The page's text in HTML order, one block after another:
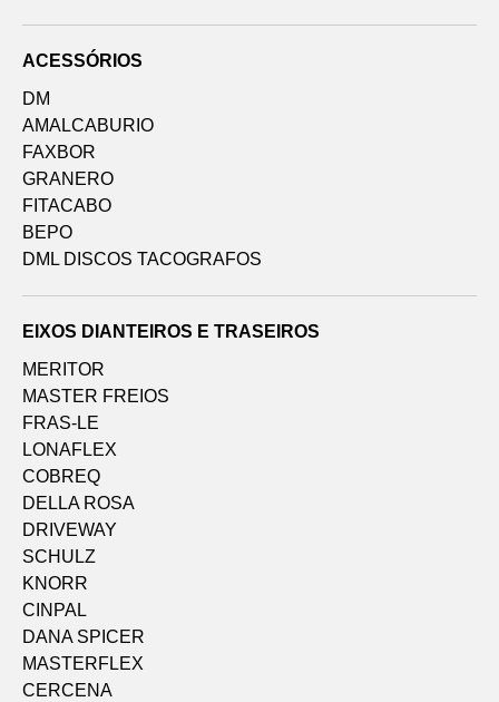
ACESSÓRIOS
DM
AMALCABURIO
FAXBOR
GRANERO
FITACABO
BEPO
DML DISCOS TACOGRAFOS
EIXOS DIANTEIROS E TRASEIROS
MERITOR
MASTER FREIOS
FRAS-LE
LONAFLEX
COBREQ
DELLA ROSA
DRIVEWAY
SCHULZ
KNORR
CINPAL
DANA SPICER
MASTERFLEX
CERCENA